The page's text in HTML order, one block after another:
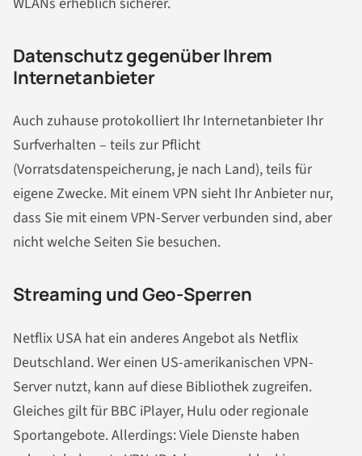
Datenschutz gegenüber Ihrem
Internetanbieter
Auch zuhause protokolliert Ihr Internetanbieter Ihr
Surfverhalten – teils zur Pflicht
(Vorratsdatenspeicherung, je nach Land), teils für
eigene Zwecke. Mit einem VPN sieht Ihr Anbieter nur,
dass Sie mit einem VPN-Server verbunden sind, aber
nicht welche Seiten Sie besuchen.
Streaming und Geo-Sperren
Netflix USA hat ein anderes Angebot als Netflix
Deutschland. Wer einen US-amerikanischen VPN-
Server nutzt, kann auf diese Bibliothek zugreifen.
Gleiches gilt für BBC iPlayer, Hulu oder regionale
Sportangebote. Allerdings: Viele Dienste haben